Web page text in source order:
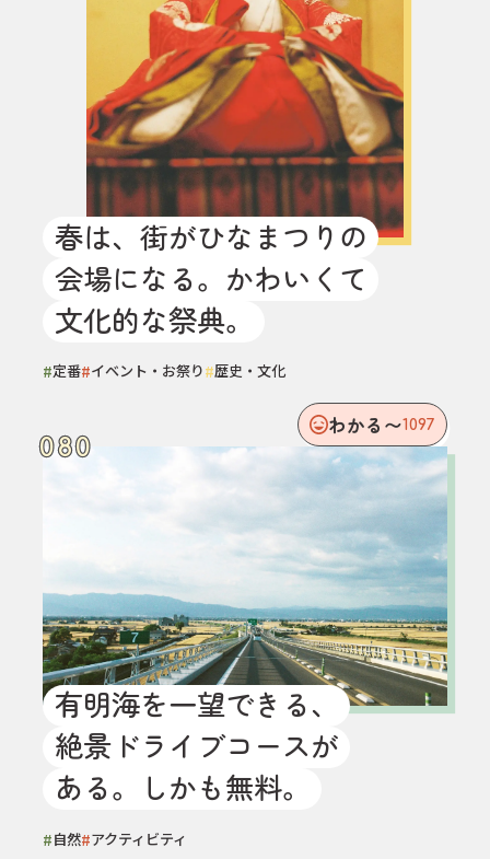
春は、街がひなまつりの
会場になる。かわいくて
文化的な祭典。
#定番#イベント・お祭り#歴史・文化
わかる〜1097
080
080
有明海を一望できる、
絶景ドライブコースが
ある。しかも無料。
#自然#アクティビティ